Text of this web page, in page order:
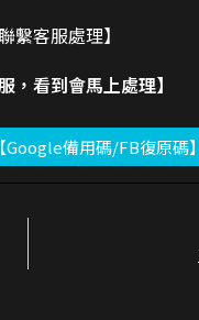
繫客服處理】
，看到會馬上處理】
Google備用碼/FB復原碼